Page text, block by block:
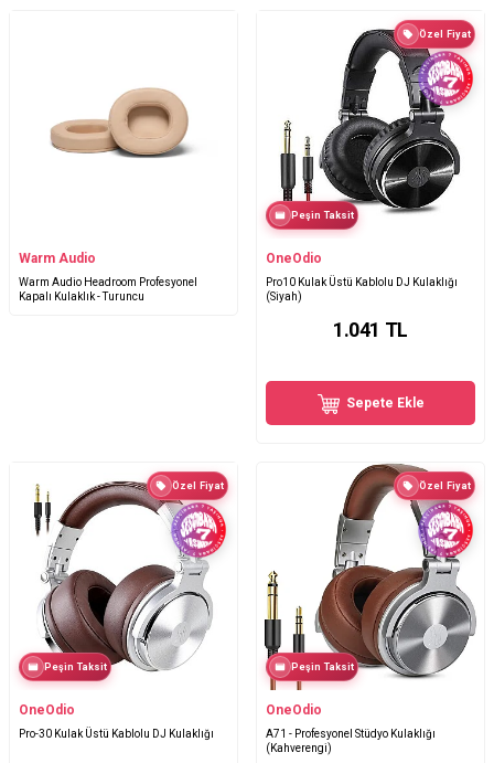
Warm Audio
Warm Audio Headroom Profesyonel
Kapalı Kulaklık - Turuncu
Özel Fiyat
Peşin Taksit
OneOdio
Pro10 Kulak Üstü Kablolu DJ Kulaklığı
(Siyah)
1.041 TL
Sepete Ekle
Özel Fiyat
Peşin Taksit
OneOdio
Pro-30 Kulak Üstü Kablolu DJ Kulaklığı
Özel Fiyat
Peşin Taksit
OneOdio
A71 - Profesyonel Stüdyo Kulaklığı
(Kahverengi)